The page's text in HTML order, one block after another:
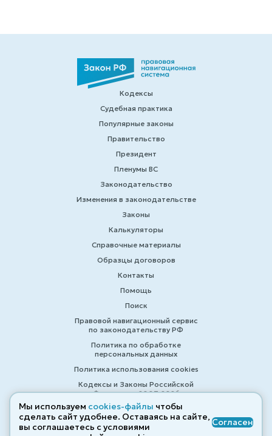
Кодексы
Судебная практика
Популярные законы
Правительство
Президент
Пленумы ВС
Законодательство
Изменения в законодательстве
Законы
Калькуляторы
Справочные материалы
Образцы договоров
Контакты
Помощь
Поиск
Правовой навигационный сервис
по законодательству РФ
Политика по обработке
персональных данных
Политика использования cookies
Кодексы и Законы Российской
Федерации 2007-2026
© ZAKONRF.INFO
Мы используем cookies-файлы чтобы
сделать сайт удобнее. Оставаясь на сайте,
вы соглашаетесь с условиями
Согласен